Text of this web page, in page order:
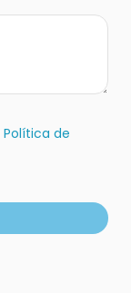
Política de